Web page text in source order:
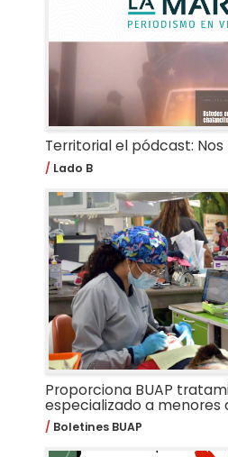
Territorial el pódcast:
Lado B
Proporciona BUAP
especializado a menores
Boletines BUAP